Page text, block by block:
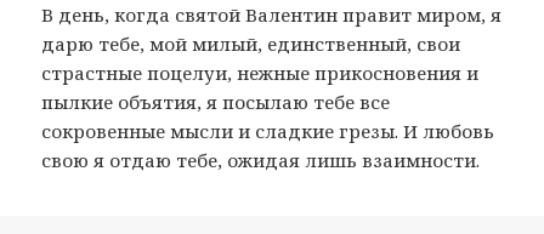
В день, когда святой Валентин правит миром, я
дарю тебе, мой милый, единственный, свои
страстные поцелуи, нежные прикосновения и
пылкие объятия, я посылаю тебе все
сокровенные мысли и сладкие грезы. И любовь
свою я отдаю тебе, ожидая лишь взаимности.